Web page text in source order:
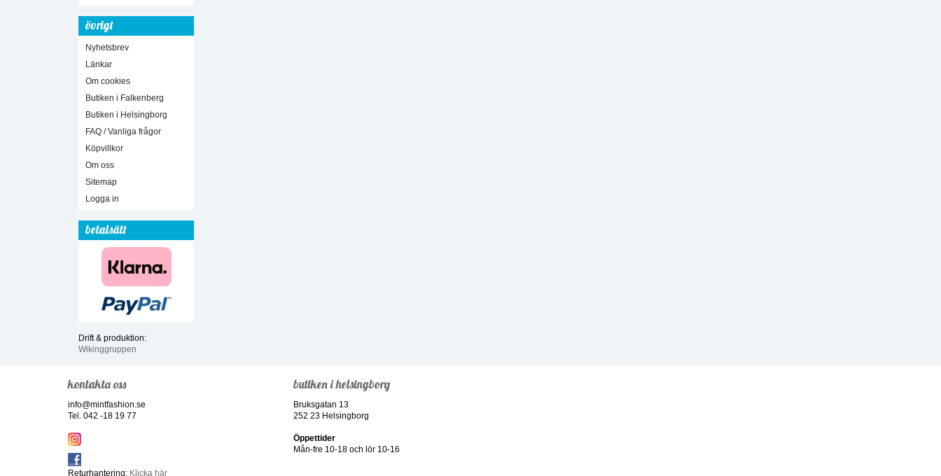
övrigt
Nyhetsbrev
Länkar
Om cookies
Butiken i Falkenberg
Butiken i Helsingborg
FAQ / Vanliga frågor
Köpvillkor
Om oss
Sitemap
Logga in
betalsätt
Drift & produktion:
Wikinggruppen
kontakta oss
info@mintfashion.se
Tel. 042 -18 19 77
Returhantering: Klicka här
butiken i helsingborg
Bruksgatan 13
252 23 Helsingborg
Öppettider
Mån-fre 10-18 och lör 10-16